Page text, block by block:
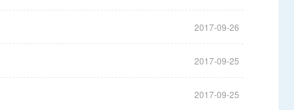
2017-09-26
2017-09-25
2017-09-25